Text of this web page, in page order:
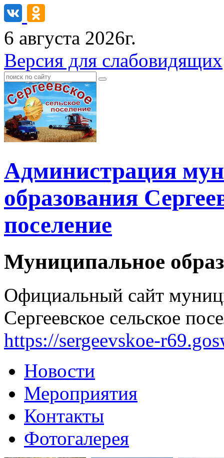
6 августа 2026г.
Версия для слабовидящих
Администрация
образования
поселение
Муниципальное
Официальный сайт
Сергеевское сельское
https://sergeevskoe-
Новости
Мероприятия
Контакты
Фотогалерея